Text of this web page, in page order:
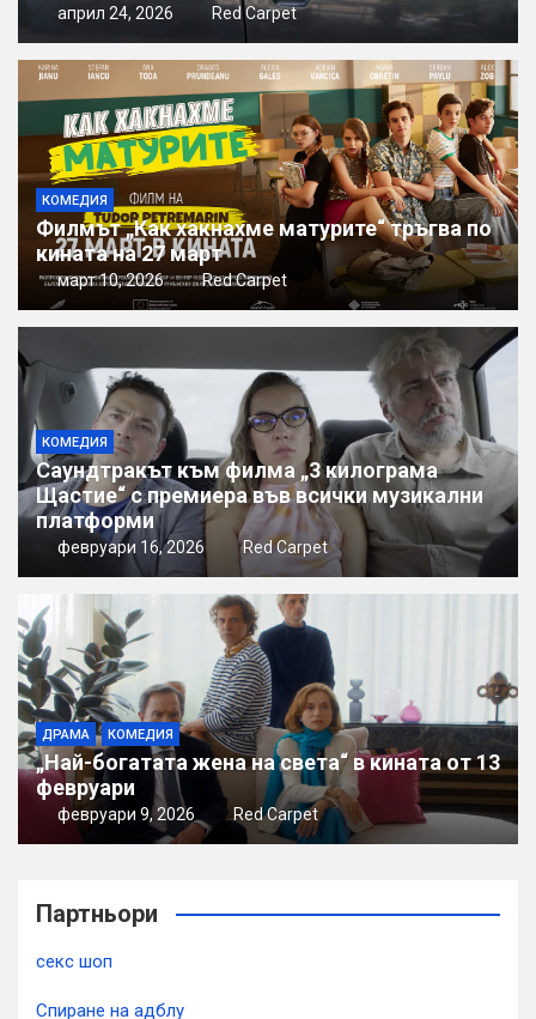
април 24, 2026 Red Carpet
КОМЕДИЯ
Филмът „Как хакнахме матурите“ тръгва по
кината на 27 март
март 10, 2026 Red Carpet
КОМЕДИЯ
Саундтракът към филма „3 килограма
Щастие“ с премиера във всички музикални
платформи
февруари 16, 2026 Red Carpet
ДРАМА КОМЕДИЯ
„Най-богатата жена на света“ в кината от 13
февруари
февруари 9, 2026 Red Carpet
Партньори
секс шоп
Спиране на адблу